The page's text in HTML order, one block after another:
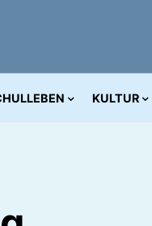
KULTUR